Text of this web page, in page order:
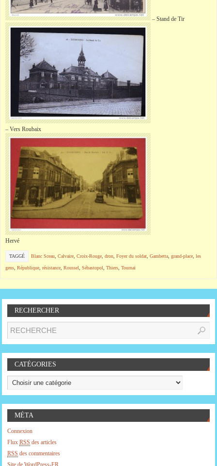
– Stand de Tir
– Vers Roubaix
Hervé
TAGGÉ Blanc Sceau Calvaire Croix-Rouge dron Foyer du soldat Gambetta grand-place les
gens République résistance Roussel Sébastopol Thiers Tournai
RECHERCHER
CATÉGORIES
MÉTA
Connexion
FluxRSS des articles
RSS des commentaires
Site de WordPress-FR